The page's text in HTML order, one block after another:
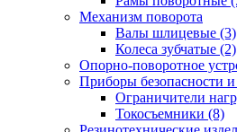
Механизм поворота
Валы шлицевые (3)
Колеса зубчатые (2)
Опорно-поворотное
Приборы безопасности и
Ограничители
Токосъемники (8)